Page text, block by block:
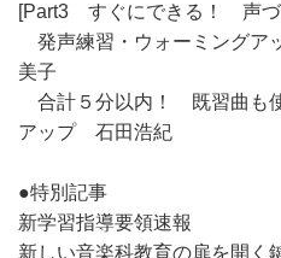
[Part3 すぐにできる！ 声づ
発声練習・ウォーミングア
美子
合計５分以内！ 既習曲も
アップ 石田浩紀
●特別記事
新学習指導要領速報
新しい音楽科教育の扉を開